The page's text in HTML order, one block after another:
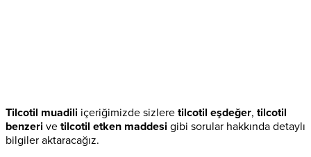
Tilcotil muadili içeriğimizde sizlere tilcotil eşdeğer, tilcotil
benzeri ve tilcotil etken maddesi gibi sorular hakkında detaylı
bilgiler aktaracağız.